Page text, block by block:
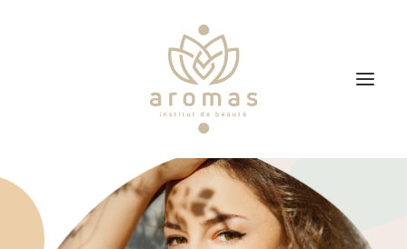
Soins
Je veux faire un bon cadeau